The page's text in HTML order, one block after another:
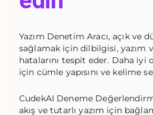
Yazım Denetim Aracı, açık ve
sağlamak için dilbilgisi, yazım
hatalarını tespit eder. Daha iyi
için cümle yapısını ve kelime
CudekAI Deneme
akış ve tutarlı yazım için